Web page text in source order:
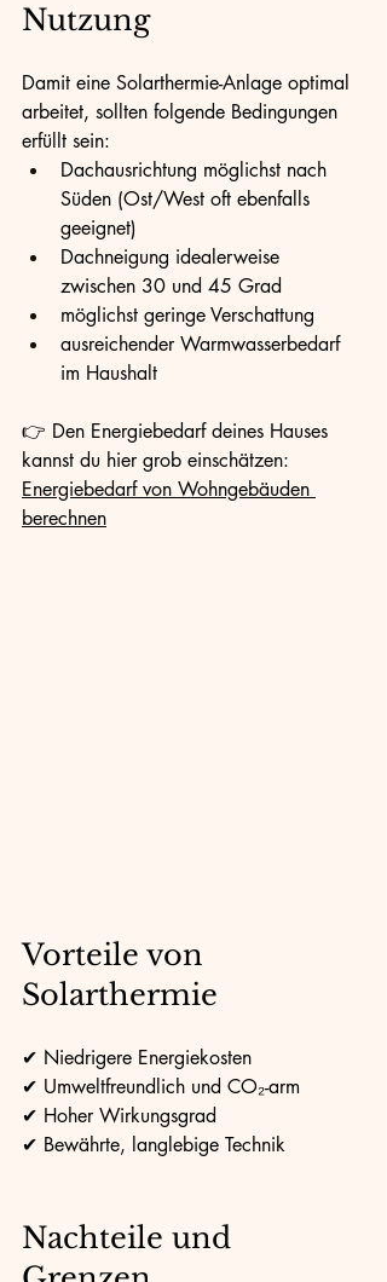
Nutzung
Damit eine Solarthermie-Anlage optimal
arbeitet, sollten folgende Bedingungen
erfüllt sein:
Dachausrichtung möglichst nach
Süden (Ost/West oft ebenfalls
geeignet)
Dachneigung idealerweise
zwischen 30 und 45 Grad
möglichst geringe Verschattung
ausreichender Warmwasserbedarf
im Haushalt
👉 Den Energiebedarf deines Hauses
kannst du hier grob einschätzen:
Energiebedarf von Wohngebäuden
berechnen
Vorteile von
Solarthermie
✔ Niedrigere Energiekosten
✔ Umweltfreundlich und CO₂-arm
✔ Hoher Wirkungsgrad
✔ Bewährte, langlebige Technik
Nachteile und